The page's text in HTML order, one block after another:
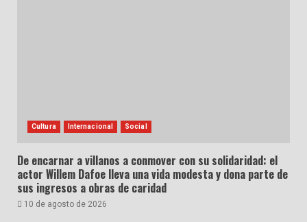
Cultura Internacional Social
De encarnar a villanos a conmover con su solidaridad: el
actor Willem Dafoe lleva una vida modesta y dona parte de
sus ingresos a obras de caridad
10 de agosto de 2026